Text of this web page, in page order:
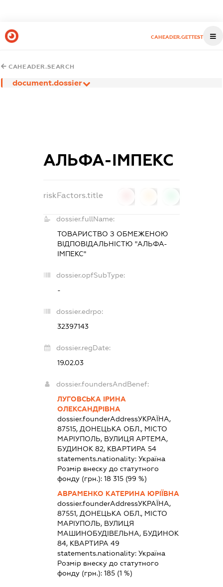
CAHEADER.GETTEST
CAHEADER.SEARCH
document.dossier
АЛЬФА-ІМПЕКС
riskFactors.title
dossier.fullName:
ТОВАРИСТВО З ОБМЕЖЕНОЮ
ВІДПОВІДАЛЬНІСТЮ "АЛЬФА-
ІМПЕКС"
dossier.opfSubType:
-
dossier.edrpo:
32397143
dossier.regDate:
19.02.03
dossier.foundersAndBenef:
ЛУГОВСЬКА ІРИНА
ОЛЕКСАНДРІВНА
dossier.founderAddressУКРАЇНА,
87515, ДОНЕЦЬКА ОБЛ., МІСТО
МАРІУПОЛЬ, ВУЛИЦЯ АРТЕМА,
БУДИНОК 82, КВАРТИРА 54
statements.nationality: Україна
Розмір внеску до статутного
фонду (грн.): 18 315(99 %)
АВРАМЕНКО КАТЕРИНА ЮРІЇВНА
dossier.founderAddressУКРАЇНА,
87551, ДОНЕЦЬКА ОБЛ., МІСТО
МАРІУПОЛЬ, ВУЛИЦЯ
МАШИНОБУДІВЕЛЬНА, БУДИНОК
84, КВАРТИРА 49
statements.nationality: Україна
Розмір внеску до статутного
фонду (грн.): 185(1 %)